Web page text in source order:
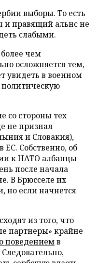
выборы. То есть
и правящий альнс не
слабыми.
чем
осложняется тем,
увидеть в военном
политическую
со стороны тех
не признал
и Словакия),
Собственно, об
к НАТО албанцы
после начала
В Брюсселе их
но если начнется
из того, что
партнеры» крайне
поведениемв